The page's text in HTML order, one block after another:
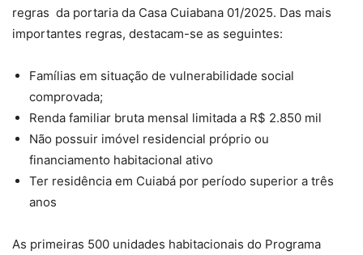
regras da portaria da Casa Cuiabana 01/2025. Das mais
importantes regras, destacam-se as seguintes:
Famílias em situação de vulnerabilidade social
comprovada;
Renda familiar bruta mensal limitada a R$ 2.850 mil
Não possuir imóvel residencial próprio ou
financiamento habitacional ativo
Ter residência em Cuiabá por período superior a três
anos
As primeiras 500 unidades habitacionais do Programa